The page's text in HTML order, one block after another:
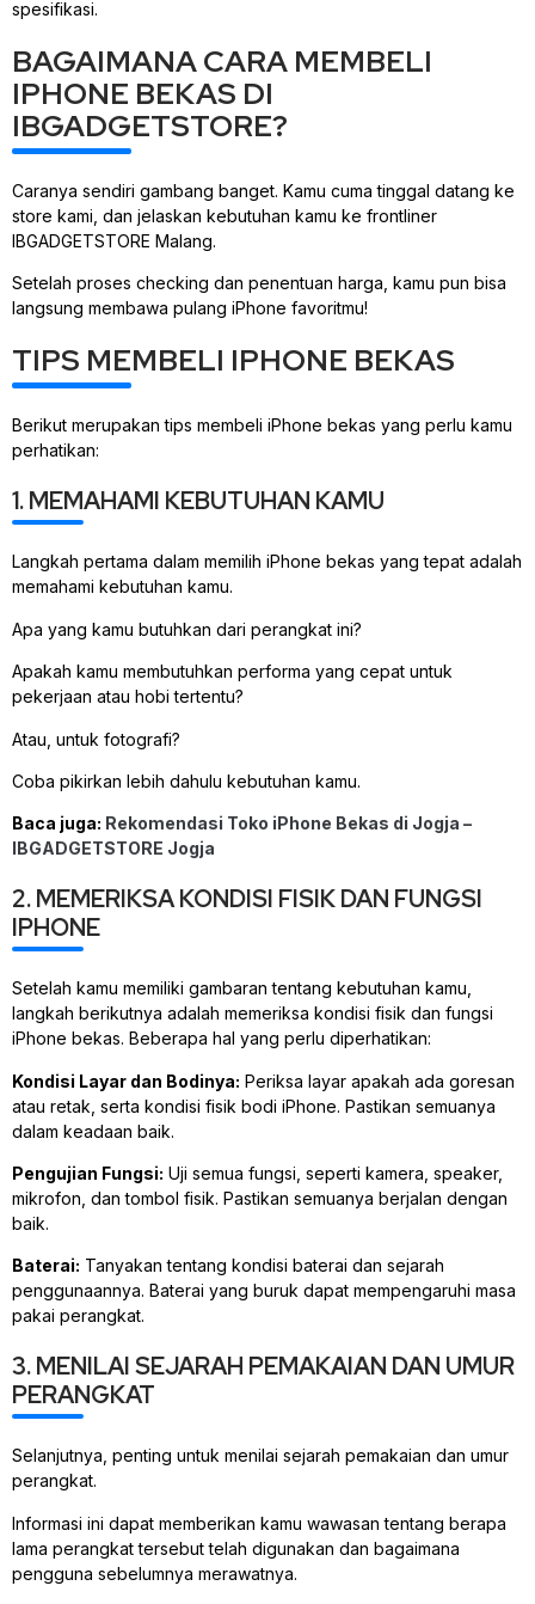
spesifikasi.
BAGAIMANA CARA MEMBELI
IPHONE BEKAS DI
IBGADGETSTORE?
Caranya sendiri gambang banget. Kamu cuma tinggal datang ke
store kami, dan jelaskan kebutuhan kamu ke frontliner
IBGADGETSTORE Malang.
Setelah proses checking dan penentuan harga, kamu pun bisa
langsung membawa pulang iPhone favoritmu!
TIPS MEMBELI IPHONE BEKAS
Berikut merupakan tips membeli iPhone bekas yang perlu kamu
perhatikan:
1. MEMAHAMI KEBUTUHAN KAMU
Langkah pertama dalam memilih iPhone bekas yang tepat adalah
memahami kebutuhan kamu.
Apa yang kamu butuhkan dari perangkat ini?
Apakah kamu membutuhkan performa yang cepat untuk
pekerjaan atau hobi tertentu?
Atau, untuk fotografi?
Coba pikirkan lebih dahulu kebutuhan kamu.
Baca juga: Rekomendasi Toko iPhone Bekas di Jogja –
IBGADGETSTORE Jogja
2. MEMERIKSA KONDISI FISIK DAN FUNGSI
IPHONE
Setelah kamu memiliki gambaran tentang kebutuhan kamu,
langkah berikutnya adalah memeriksa kondisi fisik dan fungsi
iPhone bekas. Beberapa hal yang perlu diperhatikan:
Kondisi Layar dan Bodinya: Periksa layar apakah ada goresan
atau retak, serta kondisi fisik bodi iPhone. Pastikan semuanya
dalam keadaan baik.
Pengujian Fungsi: Uji semua fungsi, seperti kamera, speaker,
mikrofon, dan tombol fisik. Pastikan semuanya berjalan dengan
baik.
Baterai: Tanyakan tentang kondisi baterai dan sejarah
penggunaannya. Baterai yang buruk dapat mempengaruhi masa
pakai perangkat.
3. MENILAI SEJARAH PEMAKAIAN DAN UMUR
PERANGKAT
Selanjutnya, penting untuk menilai sejarah pemakaian dan umur
perangkat.
Informasi ini dapat memberikan kamu wawasan tentang berapa
lama perangkat tersebut telah digunakan dan bagaimana
pengguna sebelumnya merawatnya.